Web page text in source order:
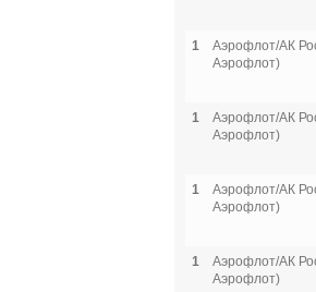
1
Аэрофлот/АК
Аэрофлот)
1
Аэрофлот/АК
Аэрофлот)
1
Аэрофлот/АК
Аэрофлот)
1
Аэрофлот/АК
Аэрофлот)